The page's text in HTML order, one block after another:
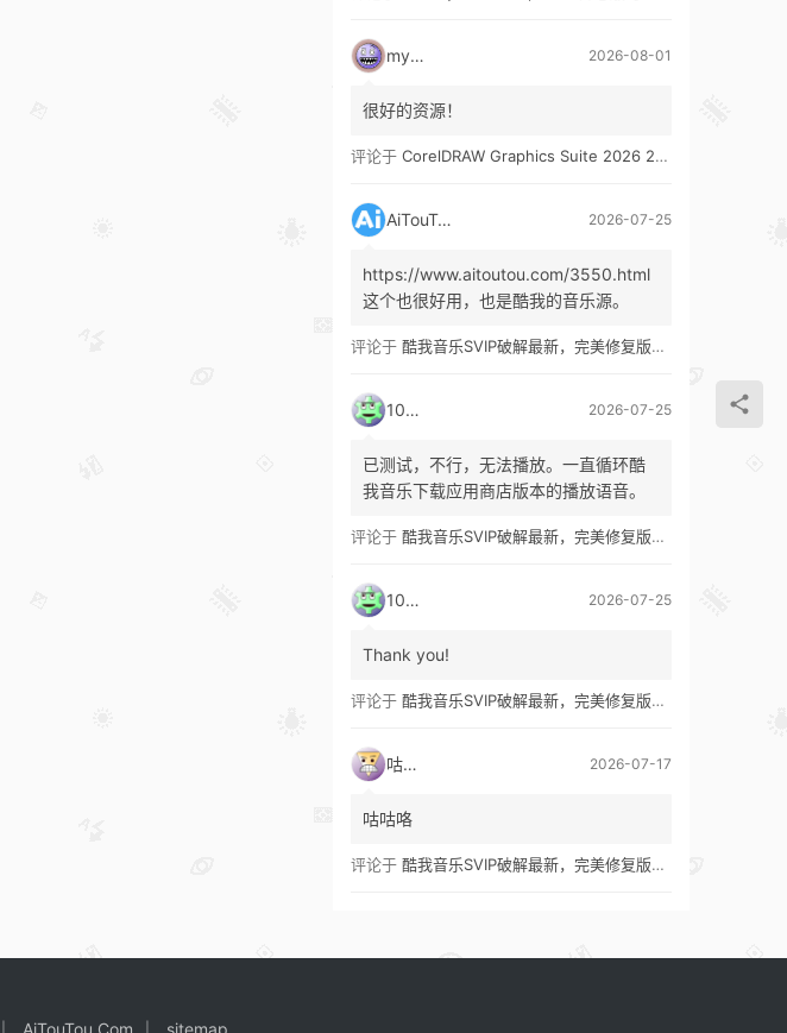
mypw 2026-08-01
很好的资源！
评论于 CorelDRAW Graphics Suite 2026 27.1 多语言 开心版 学习版 by KpoJIuK
AiTouTou 2026-07-25
https://www.aitoutou.com/3550.html
这个也很好用，也是酷我的音乐源。
评论于 酷我音乐SVIP破解最新，完美修复版！支持安卓+车机+pc版！
1035 2026-07-25
已测试，不行，无法播放。一直循环酷
我音乐下载应用商店版本的播放语音。
评论于 酷我音乐SVIP破解最新，完美修复版！支持安卓+车机+pc版！
1035 2026-07-25
Thank you!
评论于 酷我音乐SVIP破解最新，完美修复版！支持安卓+车机+pc版！
咕咕咯 2026-07-17
咕咕咯
评论于 酷我音乐SVIP破解最新，完美修复版！支持安卓+车机+pc版！
AiTouTou.Com sitemap